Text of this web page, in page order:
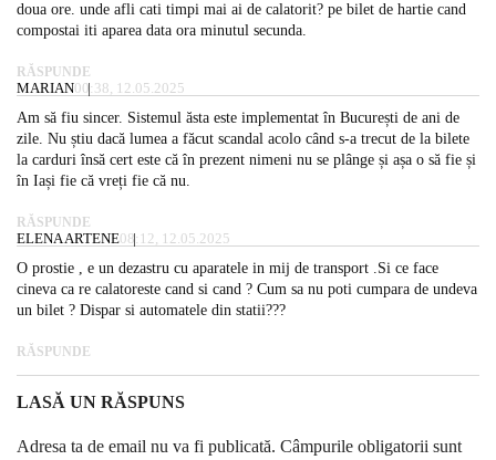
doua ore. unde afli cati timpi mai ai de calatorit? pe bilet de hartie cand
compostai iti aparea data ora minutul secunda.
RĂSPUNDE
MARIAN00:38, 12.05.2025
Am să fiu sincer. Sistemul ăsta este implementat în București de ani de
zile. Nu știu dacă lumea a făcut scandal acolo când s-a trecut de la bilete
la carduri însă cert este că în prezent nimeni nu se plânge și așa o să fie și
în Iași fie că vreți fie că nu.
RĂSPUNDE
ELENA ARTENE08:12, 12.05.2025
O prostie , e un dezastru cu aparatele in mij de transport .Si ce face
cineva ca re calatoreste cand si cand ? Cum sa nu poti cumpara de undeva
un bilet ? Dispar si automatele din statii???
RĂSPUNDE
LASĂ UN RĂSPUNS
Adresa ta de email nu va fi publicată. Câmpurile obligatorii sunt